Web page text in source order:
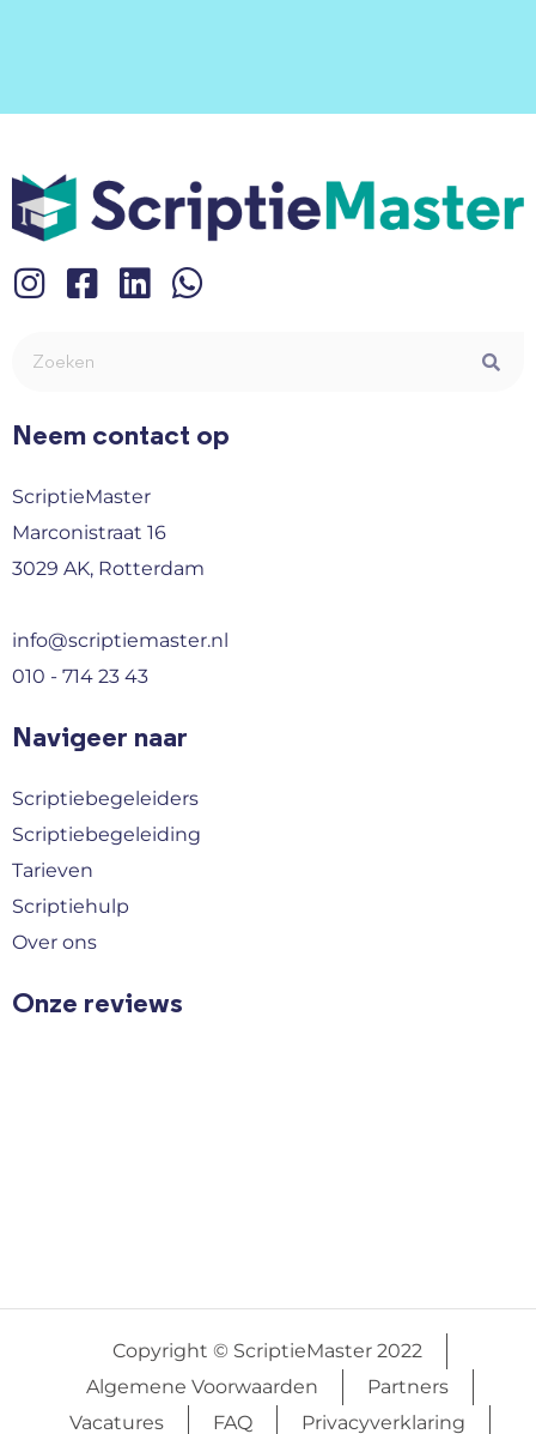
Neem contact op
ScriptieMaster
Marconistraat 16
3029 AK, Rotterdam
info@scriptiemaster.nl
010 - 714 23 43
Navigeer naar
Scriptiebegeleiders
Scriptiebegeleiding
Tarieven
Scriptiehulp
Over ons
Onze reviews
Copyright © ScriptieMaster 2022
Algemene Voorwaarden
Partners
Vacatures
FAQ Privacyverklaring